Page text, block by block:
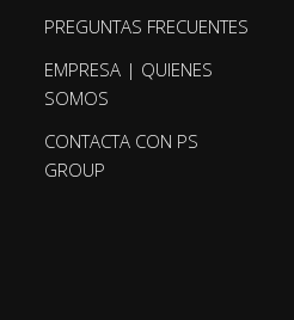
PREGUNTAS FRECUENTES
EMPRESA | QUIENES
SOMOS
CONTACTA CON PS
GROUP